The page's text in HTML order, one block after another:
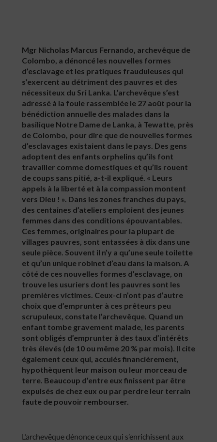
Mgr Nicholas Marcus Fernando, archevêque de
Colombo, a dénoncé les nouvelles formes
d’esclavage et les pratiques frauduleuses qui
s’exercent au détriment des pauvres et des
nécessiteux du Sri Lanka. L’archevêque s’est
adressé à la foule rassemblée le 27 août pour la
bénédiction annuelle des malades dans la
basilique Notre Dame de Lanka, à Tewatte, près
de Colombo, pour dire que de nouvelles formes
d’esclavages existaient dans le pays. Des gens
adoptent des enfants orphelins qu’ils font
travailler comme domestiques et qu’ils rouent
de coups sans pitié, a-t-il expliqué. « Leurs
appels à la liberté et à la compassion montent
vers Dieu ! ». Dans les zones franches du pays,
des centaines d’ateliers emploient des jeunes
femmes dans des conditions épouvantables.
Ces femmes, originaires pour la plupart de
villages pauvres, sont entassées à dix dans une
seule pièce. Souvent il n’y a qu’une seule toilette
et qu’un unique robinet d’eau dans la maison. A
côté de ces nouvelles formes d’esclavage, on
trouve les usuriers dont les pauvres sont les
premières victimes. Ceux-ci n’ont pas d’autre
choix que d’emprunter à ces prêteurs peu
scrupuleux, constate l’archevêque. Quand un
enfant tombe gravement malade, les parents
sont obligés d’emprunter à des taux d’intérêts
très élevés (de 10 ou même 20 % par mois). Il cite
également ceux qui, acculés financièrement,
hypothèquent leur maison ou leur morceau de
terre. Beaucoup d’entre eux finissent par être
expulsés de chez eux ou par perdre leur terrain
faute de pouvoir rembourser.
L’archevêque dénonce ceux qui s’enrichissent aux